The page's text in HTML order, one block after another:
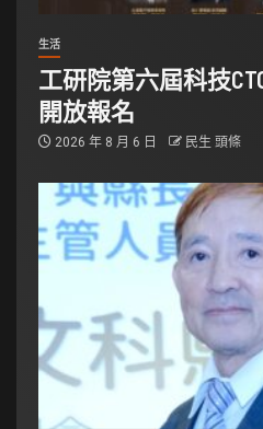
生活
工研院第六屆科技
開放報名
2026 年 8 月 6 日 民生 頭條